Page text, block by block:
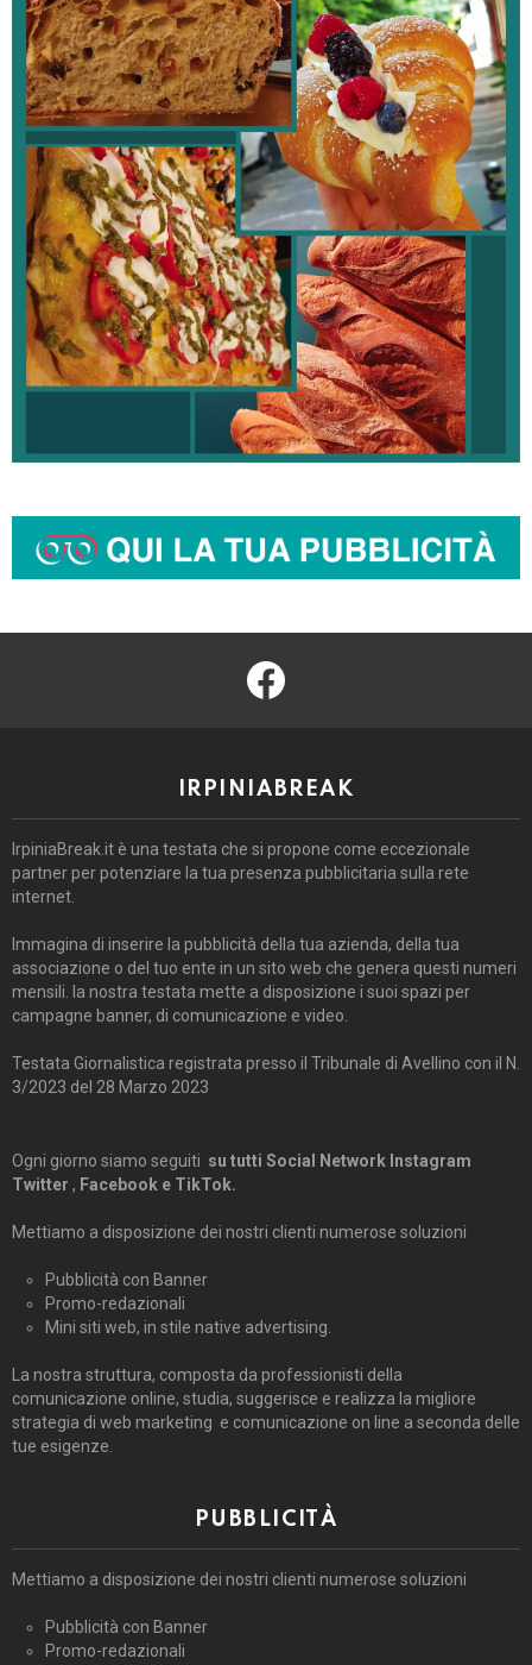
facebook
IRPINIABREAK
IrpiniaBreak.it è una testata che si propone come eccezionale
partner per potenziare la tua presenza pubblicitaria sulla rete
internet.
Immagina di inserire la pubblicità della tua azienda, della tua
associazione o del tuo ente in un sito web che genera questi numeri
mensili. la nostra testata mette a disposizione i suoi spazi per
campagne banner, di comunicazione e video.
Testata Giornalistica registrata presso il Tribunale di Avellino con il N.
3/2023 del 28 Marzo 2023
Ogni giorno siamo seguiti su tutti Social Network Instagram
Twitter , Facebook e TikTok.
Mettiamo a disposizione dei nostri clienti numerose soluzioni
Pubblicità con Banner
Promo-redazionali
Mini siti web, in stile native advertising.
La nostra struttura, composta da professionisti della
comunicazione online, studia, suggerisce e realizza la migliore
strategia di web marketing e comunicazione on line a seconda delle
tue esigenze.
PUBBLICITÀ
Mettiamo a disposizione dei nostri clienti numerose soluzioni
Pubblicità con Banner
Promo-redazionali